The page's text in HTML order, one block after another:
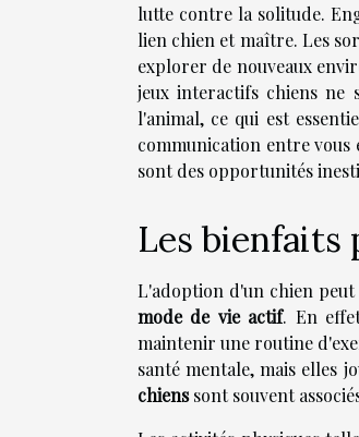
lutte contre la solitude.
lien chien et maître. Les
explorer de nouveaux
jeux interactifs chiens ne
l'animal, ce qui est
communication entre vous
sont des opportunités
Les bienfaits
L'adoption d'un chien
mode de vie actif. En
maintenir une routine
santé mentale, mais elles
chienssont souvent